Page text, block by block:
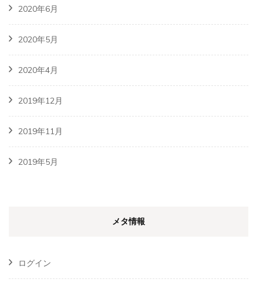
2020年6月
2020年5月
2020年4月
2019年12月
2019年11月
2019年5月
メタ情報
ログイン